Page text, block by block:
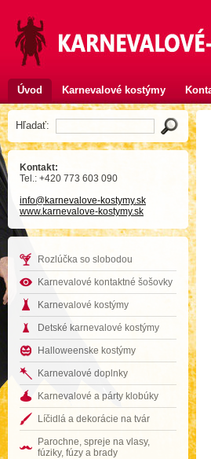
Úvod Karnevalové kostýmy
Hľadať:
Kontakt:
Tel.: +420 773 603 090
info@karnevalove-kostymy.sk
www.karnevalove-kostymy.sk
Rozlúčka so slobodou
Karnevalové kontaktné šošovky
Karnevalové kostýmy
Detské karnevalové kostýmy
Halloweenske kostýmy
Karnevalové doplnky
Karnevalové a párty klobúky
Líčidlá a dekorácie na tvár
Parochne, spreje na vlasy,
fúziky, fúzy a brady